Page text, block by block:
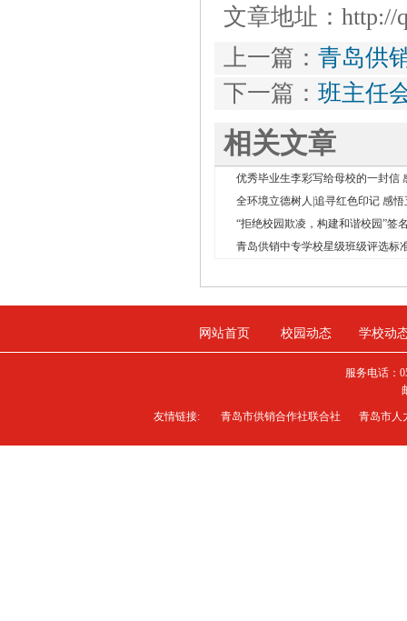
文章地址： http://
上一篇： 青岛供
下一篇： 班主任
相关文章
优秀毕业生李彩写给母校的一封信
全环境立德树人|追寻红色印记 感
“拒绝校园欺凌，构建和谐校园”签
青岛供销中专学校星级班级评选标
网站首页 校园动态 学校动
服务电话：
友情链接: 青岛市供销合作社联合社 青岛市人